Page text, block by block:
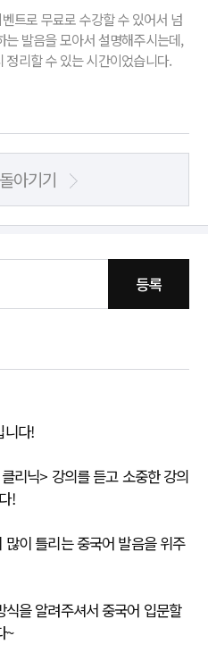
트로 무료로 수강할 수 있어서 넘
발음을 모아서 설명해주시는데,
리할 수 있는 시간이었습니다.
아기기
등록
니다!
리닉> 강의를 듣고 소중한 강의
!
이 틀리는 중국어 발음을 위주
을 알려주셔서 중국어 입문할
~